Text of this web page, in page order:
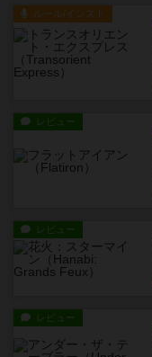
ルール/インスト
レビュー
レビュー
レビュー